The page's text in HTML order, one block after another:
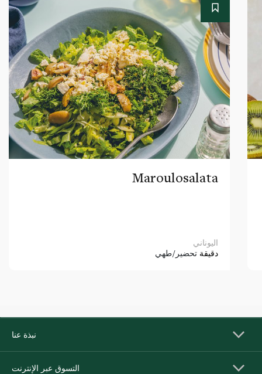
Maroulosalata
اليوناني
دقيقة تحضير/طهي
نبذة عنا
التسوق عبر الإنترنت